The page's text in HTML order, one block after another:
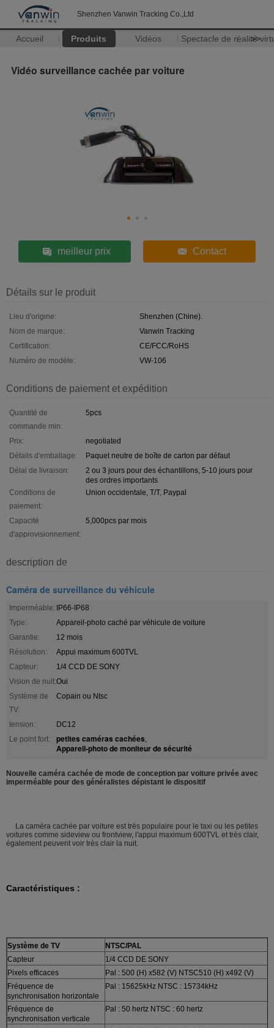
Shenzhen Vanwin Tracking Co.,Ltd
Accueil Produits Vidéos Spectacle de réalité
>>
Vidéo surveillance cachée par voiture
meilleur prix Contact
Détails sur le produit
Lieu d'origine:
Shenzhen (Chine).
Nom de marque:
Vanwin Tracking
Certification:
CE/FCC/RoHS
Numéro de modèle:
VW-106
Conditions de paiement et expédition
Quantité de
commande min:
5pcs
Prix:
negotiated
Détails d'emballage:
Paquet neutre de boîte de carton par défaut
Délai de livraison:
2 ou 3 jours pour des échantillons, 5-10 jours pour
des ordres importants
Conditions de
paiement:
Union occidentale, T/T, Paypal
Capacité
d'approvisionnement:
5,000pcs par mois
description de
Caméra de surveillance du véhicule
Imperméable: IP66-IP68
Type:
Appareil-photo caché par véhicule de voiture
Garantie:
12 mois
Résolution:
Appui maximum 600TVL
Capteur:
1/4 CCD DE SONY
Vision de nuit:Oui
Système de
TV:
Copain ou Ntsc
tension:
DC12
Le point fort:
petites caméras cachées,
Appareil-photo de moniteur de sécurité
Nouvelle caméra cachée de mode de conception par voiture privée avec
imperméable pour des généralistes dépistant le dispositif
La caméra cachée par voiture est très populaire pour le taxi ou les petites
voitures comme sideview ou frontview, l'appui maximum 600TVL et très clair,
également peuvent voir très clair la nuit.
Caractéristiques :
Système de TV
NTSC/PAL
Capteur
1/4 CCD DE SONY
Pixels efficaces
Pal : 500 (H) x582 (V) NTSC510 (H) x492 (V)
Fréquence de
synchronisation horizontale
Pal : 15625kHz NTSC : 15734kHz
Fréquence de
synchronisation verticale
Pal : 50 hertz NTSC : 60 hertz